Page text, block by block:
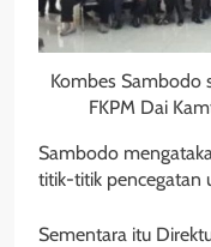
Kombes Sambodo
FKPM Dai
Sambodo
titik-titik pencegatan
Sementara itu